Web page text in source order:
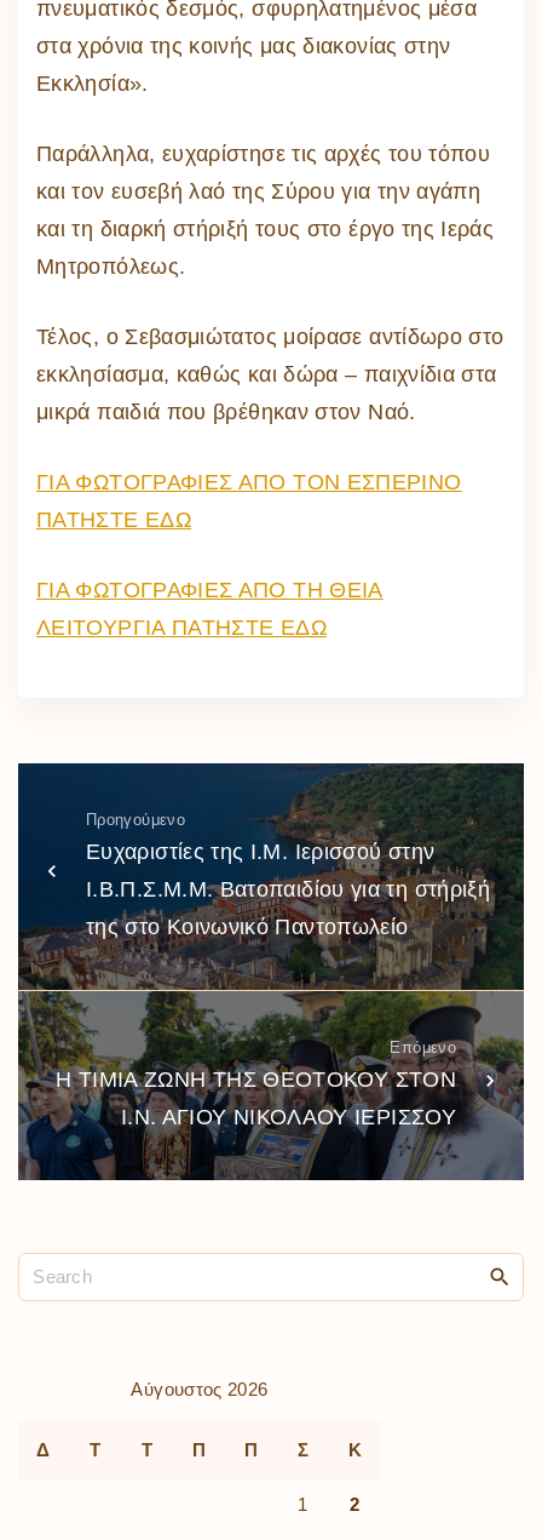
πνευματικός δεσμός, σφυρηλατημένος μέσα
στα χρόνια της κοινής μας διακονίας στην
Εκκλησία».
Παράλληλα, ευχαρίστησε τις αρχές του τόπου
και τον ευσεβή λαό της Σύρου για την αγάπη
και τη διαρκή στήριξή τους στο έργο της Ιεράς
Μητροπόλεως.
Τέλος, ο Σεβασμιώτατος μοίρασε αντίδωρο στο
εκκλησίασμα, καθώς και δώρα – παιχνίδια στα
μικρά παιδιά που βρέθηκαν στον Ναό.
ΓΙΑ ΦΩΤΟΓΡΑΦΙΕΣ ΑΠΟ ΤΟΝ ΕΣΠΕΡΙΝΟ
ΠΑΤΗΣΤΕ ΕΔΩ
ΓΙΑ ΦΩΤΟΓΡΑΦΙΕΣ ΑΠΟ ΤΗ ΘΕΙΑ
ΛΕΙΤΟΥΡΓΙΑ ΠΑΤΗΣΤΕ ΕΔΩ
Προηγούμενο
Ευχαριστίες της Ι.Μ. Ιερισσού στην
Ι.Β.Π.Σ.Μ.Μ. Βατοπαιδίου για τη στήριξή
της στο Κοινωνικό Παντοπωλείο
Επόμενο
Η ΤΙΜΙΑ ΖΩΝΗ ΤΗΣ ΘΕΟΤΟΚΟΥ ΣΤΟΝ
Ι.Ν. ΑΓΙΟΥ ΝΙΚΟΛΑΟΥ ΙΕΡΙΣΣΟΥ
Αύγουστος 2026
Δ Τ Τ Π Π Σ Κ
1 2